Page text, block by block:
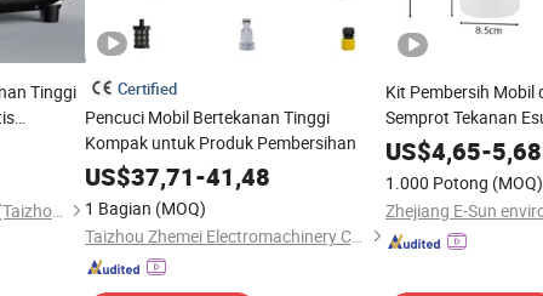
Tinggi
Zhonggu Electromechanical (Taizhou) Co., Ltd
Certified
Pencuci Mobil Bertekanan Tinggi
Kompak untuk Produk Pembersihan
US$37,71-41,48
1 Bagian (MOQ)
Taizhou Zhemei Electromachinery Co., Ltd.
Kit Pembersih Mobil
Semprot Tekanan
Salju
US$4,65-5,68
1.000 Potong (MOQ)